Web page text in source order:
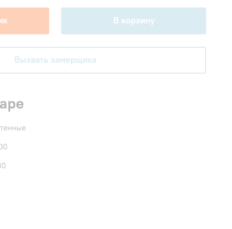
В корзину
Вызвать замерщика